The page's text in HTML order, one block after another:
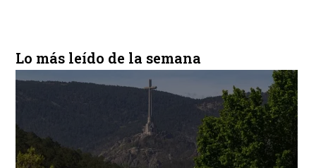
Lo más leído de la semana